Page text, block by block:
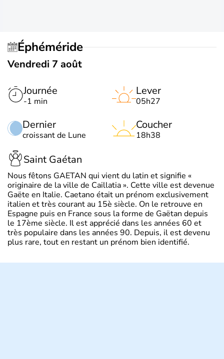
Éphéméride
Vendredi 7 août
Journée
-1 min
Dernier
croissant de Lune
Lever
05h27
Coucher
18h38
Saint Gaétan
Nous fêtons GAETAN qui vient du latin et signifie «
originaire de la ville de Caillatia ». Cette ville est devenue
Gaëte en Italie. Caetano était un prénom exclusivement
italien et très courant au 15è siècle. On le retrouve en
Espagne puis en France sous la forme de Gaëtan depuis
le 17ème siècle. Il est apprécié dans les années 60 et
très populaire dans les années 90. Depuis, il est devenu
plus rare, tout en restant un prénom bien identifié.